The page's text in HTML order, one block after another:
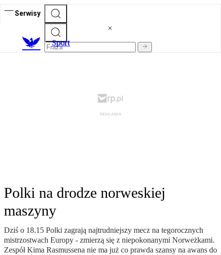
Serwisy
Sport
Polki na drodze norweskiej
maszyny
Dziś o 18.15 Polki zagrają najtrudniejszy mecz na tegorocznych
mistrzostwach Europy - zmierzą się z niepokonanymi Norweżkami.
Zespół Kima Rasmussena nie ma już co prawda szansy na awans do